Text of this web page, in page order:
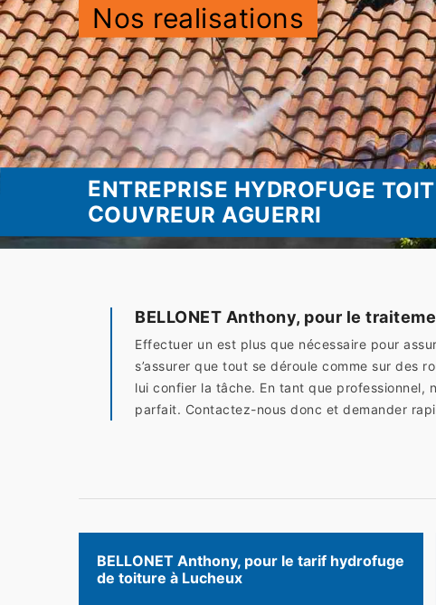
Nos realisations
ENTREPRISE HYDROFUGE
COUVREUR AGUERRI
BELLONET Anthony, pour le
Effectuer un est plus que nécessaire pour
s’assurer que tout se déroule comme sur des
lui confier la tâche. En tant que
parfait. Contactez-nous donc et demander
BELLONET Anthony, pour le tarif hydrofuge
de toiture à Lucheux